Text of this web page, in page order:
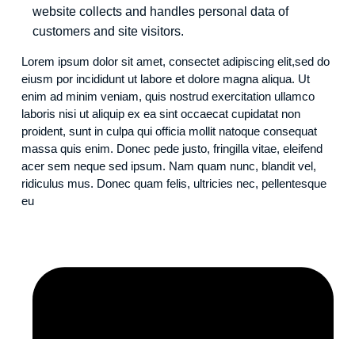
website collects and handles personal data of
customers and site visitors.
Lorem ipsum dolor sit amet, consectet adipiscing elit,sed do
eiusm por incididunt ut labore et dolore magna aliqua. Ut
enim ad minim veniam, quis nostrud exercitation ullamco
laboris nisi ut aliquip ex ea sint occaecat cupidatat non
proident, sunt in culpa qui officia mollit natoque consequat
massa quis enim. Donec pede justo, fringilla vitae, eleifend
acer sem neque sed ipsum. Nam quam nunc, blandit vel,
ridiculus mus. Donec quam felis, ultricies nec, pellentesque
eu